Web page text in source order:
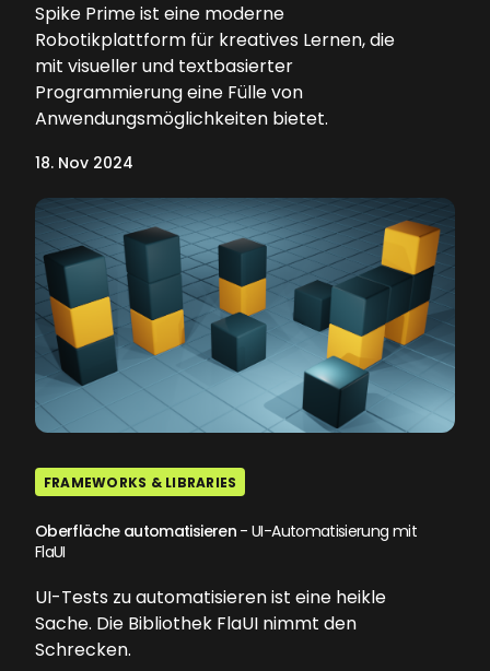
Spike Prime ist eine moderne
Robotikplattform für kreatives Lernen, die
mit visueller und textbasierter
Programmierung eine Fülle von
Anwendungsmöglichkeiten bietet.
18. Nov 2024
FRAMEWORKS & LIBRARIES
Oberfläche automatisieren - UI-Automatisierung mit
FlaUI
UI-Tests zu automatisieren ist eine heikle
Sache. Die Bibliothek FlaUI nimmt den
Schrecken.